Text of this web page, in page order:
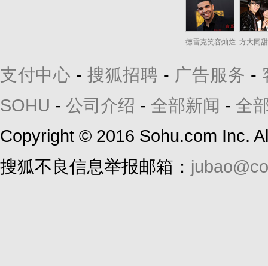
德雷克笑容灿烂 方大同
支付中心 - 搜狐招聘 - 广告服务 -
SOHU - 公司介绍 - 全部新闻 - 全
Copyright © 2016 Sohu.com Inc.
搜狐不良信息举报邮箱：